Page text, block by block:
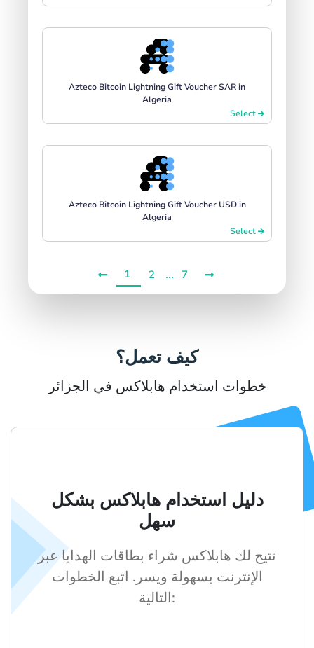
Azteco Bitcoin Lightning Gift Voucher SAR in
Algeria
Select
Azteco Bitcoin Lightning Gift Voucher USD in
Algeria
Select
1 2 ... 7
كيف تعمل؟
خطوات استخدام هابلاكس في الجزائر
دليل استخدام هابلاكس بشكل
سهل
تتيح لك هابلاكس شراء بطاقات الهدايا عبر
الإنترنت بسهولة ويسر. اتبع الخطوات
التالية: